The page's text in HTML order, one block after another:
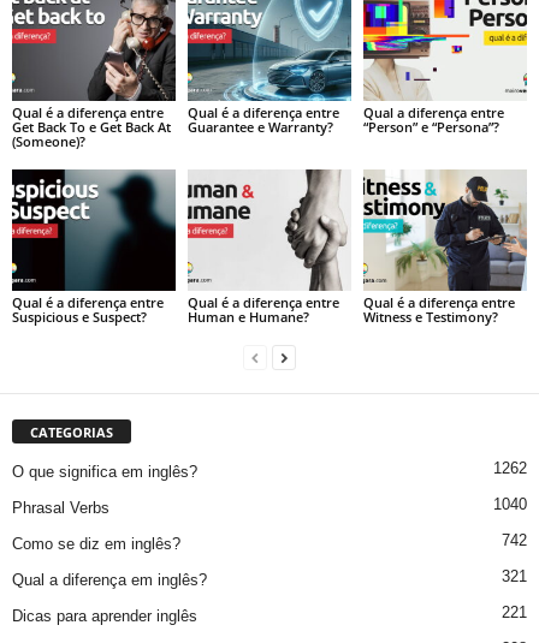
Qual é a diferença entre
Get Back To e Get Back At
(Someone)?
Qual é a diferença entre
Guarantee e Warranty?
Qual a diferença entre
“Person” e “Persona”?
Qual é a diferença entre
Suspicious e Suspect?
Qual é a diferença entre
Human e Humane?
Qual é a diferença entre
Witness e Testimony?
CATEGORIAS
O que significa em inglês? 1262
Phrasal Verbs 1040
Como se diz em inglês? 742
Qual a diferença em inglês? 321
Dicas para aprender inglês 221